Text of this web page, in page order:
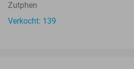
Zutphen
Verkocht: 139